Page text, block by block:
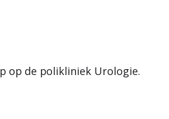
op de polikliniek Urologie.